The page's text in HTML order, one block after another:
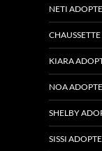
NETI
KIARA
NOA
SHELBY
SISSI